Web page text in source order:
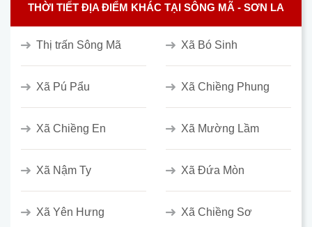
THỜI TIẾT ĐỊA ĐIỂM KHÁC TẠI SÔNG MÃ - SƠN LA
Thị trấn Sông Mã Xã Bó Sinh
Xã Pú Pẩu Xã Chiềng Phung
Xã Chiềng En Xã Mường Lầm
Xã Nậm Ty Xã Đứa Mòn
Xã Yên Hưng Xã Chiềng Sơ